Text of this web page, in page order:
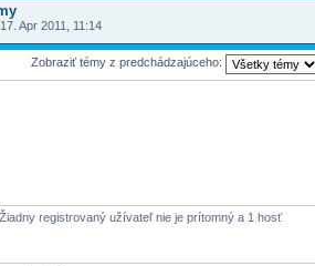
Apr 2011, 11:14
Zobraziť témy z predchádzajúceho:
registrovaný užívateľ nie je prítomný a 1 hosť